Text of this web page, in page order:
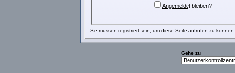
Angemeldet bleiben?
Sie müssen registriert sein, um diese Seite aufrufen zu können.
Gehe zu